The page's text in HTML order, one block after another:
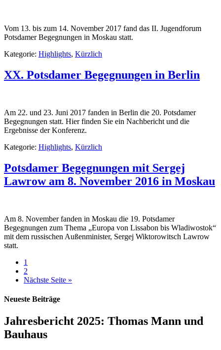
Vom 13. bis zum 14. November 2017 fand das II. Jugendforum
Potsdamer Begegnungen in Moskau statt.
Kategorie: Highlights, Kürzlich
XX. Potsdamer Begegnungen in Berlin
Am 22. und 23. Juni 2017 fanden in Berlin die 20. Potsdamer
Begegnungen statt. Hier finden Sie ein Nachbericht und die
Ergebnisse der Konferenz.
Kategorie: Highlights, Kürzlich
Potsdamer Begegnungen mit Sergej
Lawrow am 8. November 2016 in Moskau
Am 8. November fanden in Moskau die 19. Potsdamer
Begegnungen zum Thema „Europa von Lissabon bis Wladiwostok“
mit dem russischen Außenminister, Sergej Wiktorowitsch Lawrow
statt.
1
2
Nächste Seite »
Neueste Beiträge
Jahresbericht 2025: Thomas Mann und
Bauhaus